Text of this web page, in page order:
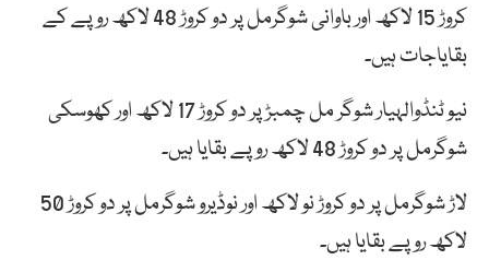
کروڑ 15 لاکھ اور باوانی شوگرمل پر دو کروڑ 48 لاکھ روپے کے
بقایاجات ہیں۔
نیو ٹنڈوالہیار شوگر مل چمبڑ پر دو کروڑ 17 لاکھ اور کھوسکی
شوگرمل پر دو کروڑ 48 لاکھ روپے بقایا ہیں۔
لاڑ شوگرمل پر دو کروڑ نو لاکھ اور نوڈیرو شوگرمل پر دو کروڑ 50
لاکھ روپے بقایا ہیں۔